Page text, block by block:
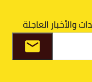
والأخبار العاجلة